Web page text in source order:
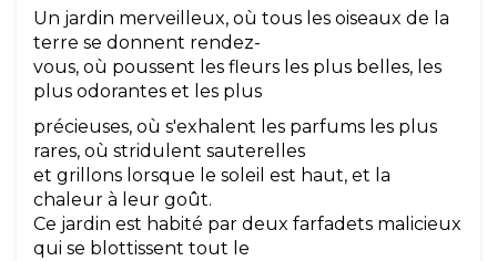
Un jardin merveilleux, où tous les oiseaux de la
terre se donnent rendez-
vous, où poussent les fleurs les plus belles, les
plus odorantes et les plus
précieuses, où s'exhalent les parfums les plus
rares, où stridulent sauterelles
et grillons lorsque le soleil est haut, et la
chaleur à leur goût.
Ce jardin est habité par deux farfadets malicieux
qui se blottissent tout le